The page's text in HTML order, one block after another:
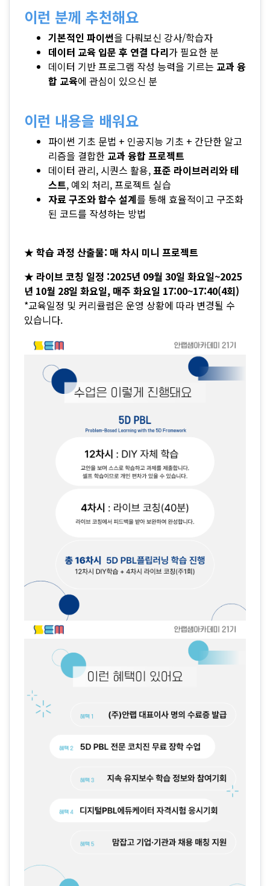
이런 분께 추천해요
기본적인 파이썬을 다뤄보신 강사/학습자
데이터 교육 입문 후 연결 다리가 필요한 분
데이터 기반 프로그램 작성 능력을 기르는 교과 융
합 교육에 관심이 있으신 분
이런 내용을 배워요
파이썬 기초 문법 + 인공지능 기초 + 간단한 알고
리즘을 결합한 교과 융합 프로젝트
데이터 관리, 시퀀스 활용,표준 라이브러리와 테
스트, 예외 처리, 프로젝트 실습
자료 구조와 함수 설계를 통해 효율적이고 구조화
된 코드를 작성하는 방법
★ 학습 과정 산출물: 매 차시 미니 프로젝트
★ 라이브 코칭 일정 :2025년 09월 30일 화요일~2025
년 10월 28일 화요일, 매주 화요일 17:00~17:40(4회)
*교육일정 및 커리큘럼은 운영 상황에 따라 변경될 수
있습니다.